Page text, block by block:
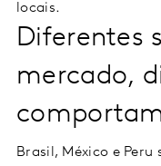
locais.
Diferentes
mercado,
Brasil, México e